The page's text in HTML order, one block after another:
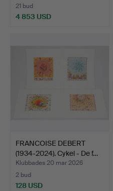
21 bud
4 853 USD
FRANCOISE DEBERT
(1934-2024). Cykel - De f…
Klubbades 20 mar 2026
2 bud
128 USD